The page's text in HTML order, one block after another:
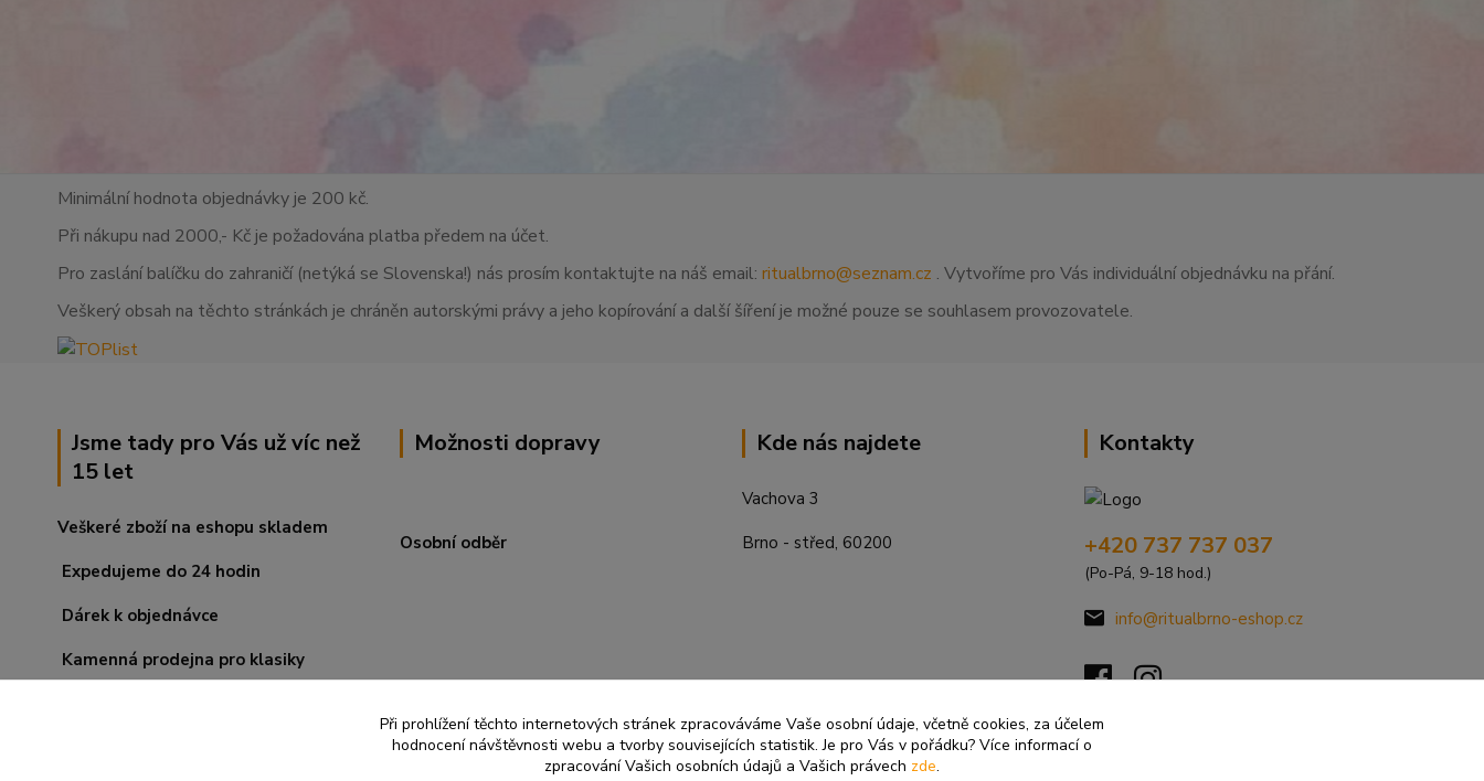
Minimální hodnota objednávky je 200 kč.
Při nákupu nad 2000,- Kč je požadována platba předem na účet.
Pro zaslání balíčku do zahraničí (netýká se Slovenska!) nás prosím kontaktujte na náš email: ritualbrno@seznam.cz . Vytvoříme pro Vás individuální objednávku na přání.
Veškerý obsah na těchto stránkách je chráněn autorskými právy a jeho kopírování a další šíření je možné pouze se souhlasem provozovatele.
Jsme tady pro Vás už víc než
15 let
Veškeré zboží na eshopu skladem
Expedujeme do 24 hodin
Dárek k objednávce
Kamenná prodejna pro klasiky
Možnosti dopravy
Osobní odběr
Kde nás najdete
Vachova 3
Brno - střed, 60200
Kontakty
+420 737 737 037
(Po-Pá, 9-18 hod.)
info@ritualbrno-eshop.cz
Při prohlížení těchto internetových stránek zpracováváme Vaše osobní údaje, včetně cookies, za účelem
hodnocení návštěvnosti webu a tvorby souvisejících statistik. Je pro Vás v pořádku? Více informací o
zpracování Vašich osobních údajů a Vašich právech zde.